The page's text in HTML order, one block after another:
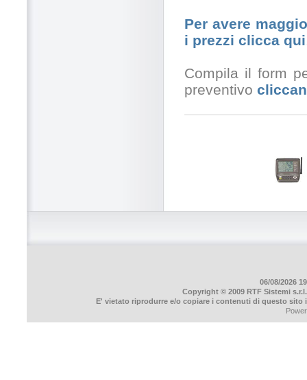
Per avere
i prezzi clicca qui
Compila il form
preventivo
06/08/2026
Copyright © 2009 RTF Sistemi
E' vietato riprodurre e/o copiare i contenuti di questo